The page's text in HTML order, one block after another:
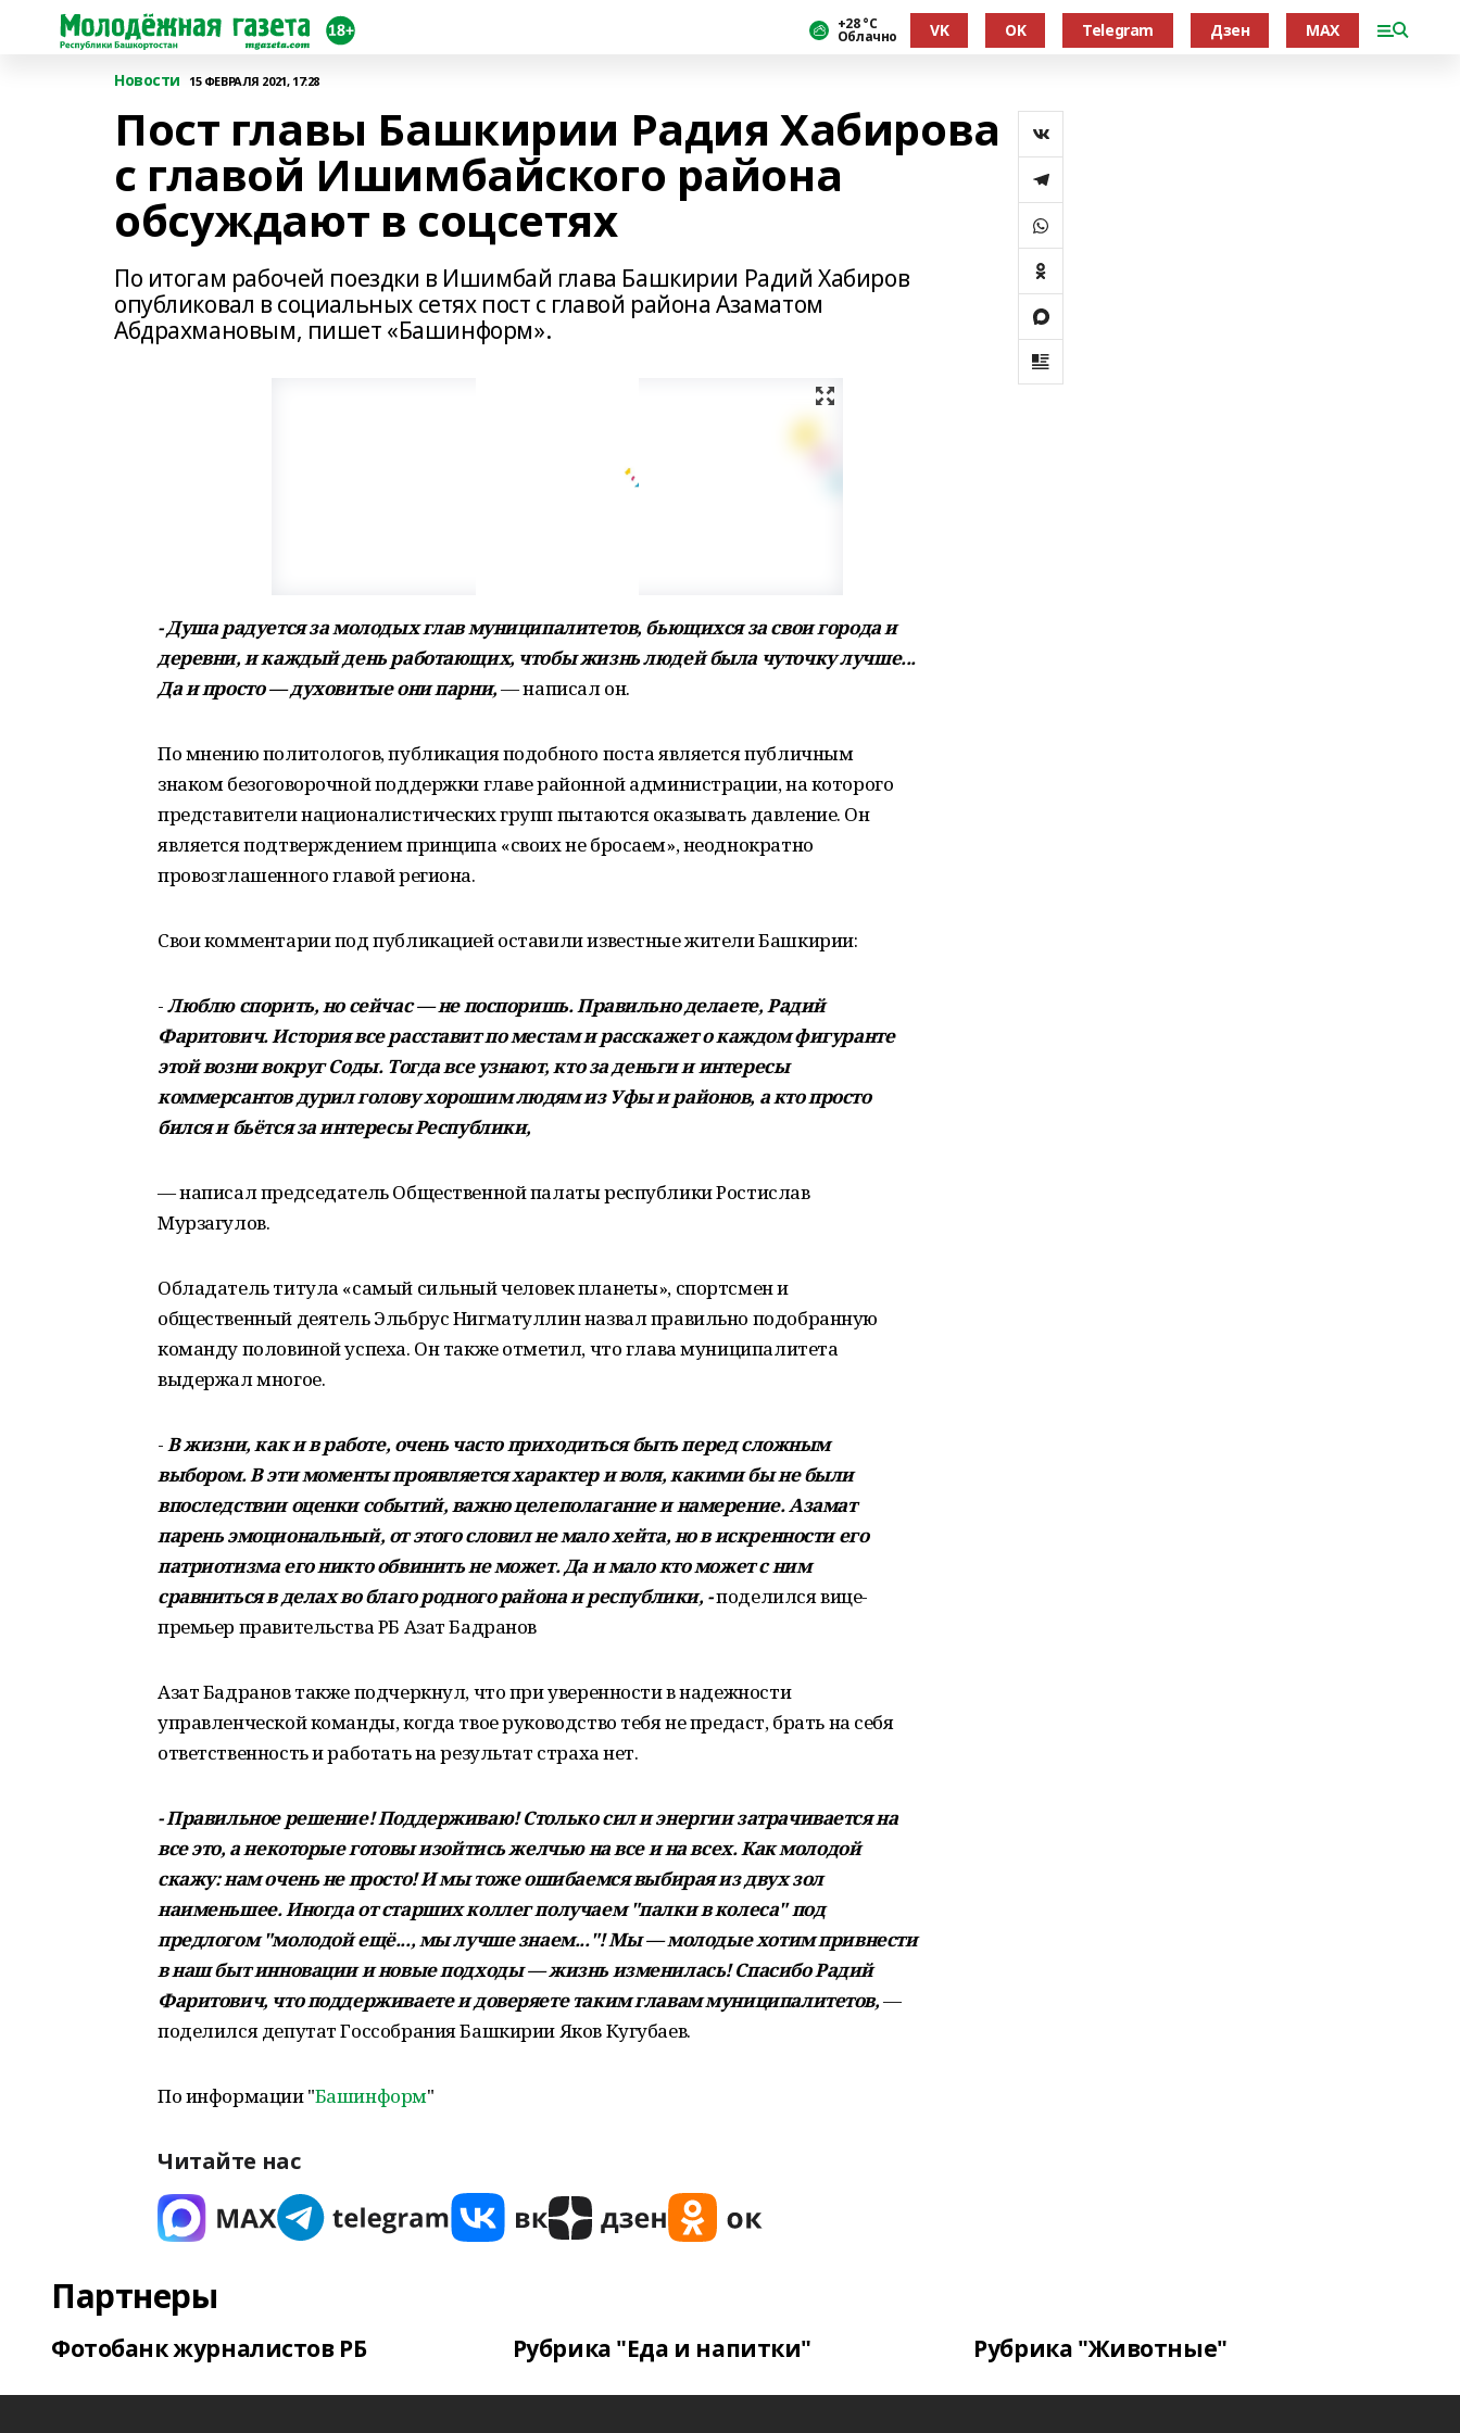
+28 °С
Облачно VK OK Telegram Дзен MAX
Новости 15 ФЕВРАЛЯ 2021, 17:28
Пост главы Башкирии Радия Хабирова
с главой Ишимбайского района
обсуждают в соцсетях
По итогам рабочей поездки в Ишимбай глава Башкирии Радий Хабиров
опубликовал в социальных сетях пост с главой района Азаматом
Абдрахмановым, пишет «Башинформ».
- Душа радуется за молодых глав муниципалитетов, бьющихся за свои города и
деревни, и каждый день работающих, чтобы жизнь людей была чуточку лучше...
Да и просто — духовитые они парни,— написал он.
По мнению политологов, публикация подобного поста является публичным
знаком безоговорочной поддержки главе районной администрации, на которого
представители националистических групп пытаются оказывать давление. Он
является подтверждением принципа «своих не бросаем», неоднократно
провозглашенного главой региона.
Свои комментарии под публикацией оставили известные жители Башкирии:
-Люблю спорить, но сейчас — не поспоришь. Правильно делаете, Радий
Фаритович. История все расставит по местам и расскажет о каждом фигуранте
этой возни вокруг Соды. Тогда все узнают, кто за деньги и интересы
коммерсантов дурил голову хорошим людям из Уфы и районов, а кто просто
бился и бьётся за интересы Республики,
— написал председатель Общественной палаты республики Ростислав
Мурзагулов.
Обладатель титула «самый сильный человек планеты», спортсмен и
общественный деятель Эльбрус Нигматуллин назвал правильно подобранную
команду половиной успеха. Он также отметил, что глава муниципалитета
выдержал многое.
-В жизни, как и в работе, очень часто приходиться быть перед сложным
выбором. В эти моменты проявляется характер и воля, какими бы не были
впоследствии оценки событий, важно целеполагание и намерение. Азамат
парень эмоциональный, от этого словил не мало хейта, но в искренности его
патриотизма его никто обвинить не может. Да и мало кто может с ним
сравниться в делах во благо родного района и республики, -поделился вице-
премьер правительства РБ Азат Бадранов
Азат Бадранов также подчеркнул, что при уверенности в надежности
управленческой команды, когда твое руководство тебя не предаст, брать на себя
ответственность и работать на результат страха нет.
- Правильное решение! Поддерживаю! Столько сил и энергии затрачивается на
все это, а некоторые готовы изойтись желчью на все и на всех. Как молодой
скажу: нам очень не просто! И мы тоже ошибаемся выбирая из двух зол
наименьшее. Иногда от старших коллег получаем "палки в колеса" под
предлогом "молодой ещё..., мы лучше знаем..."! Мы — молодые хотим привнести
в наш быт инновации и новые подходы — жизнь изменилась! Спасибо Радий
Фаритович, что поддерживаете и доверяете таким главам муниципалитетов,—
поделился депутат Госсобрания Башкирии Яков Кугубаев.
По информации "Башинформ"
Читайте нас
Партнеры
Фотобанк журналистов РБ Рубрика "Еда и напитки" Рубрика "Животные"